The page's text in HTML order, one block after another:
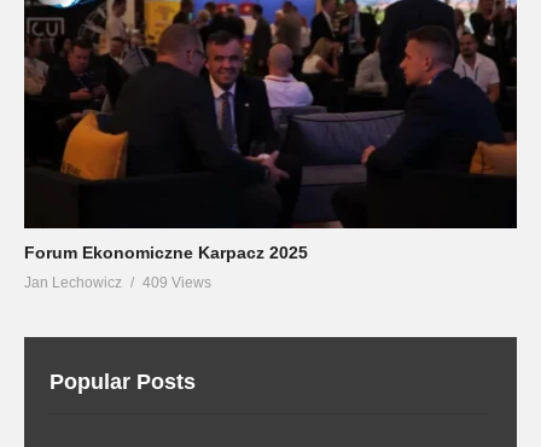
Forum Ekonomiczne Karpacz 2025
Jan Lechowicz 409 Views
Popular Posts